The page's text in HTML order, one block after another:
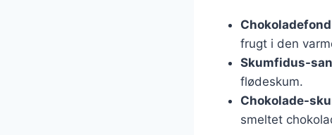
frugt i den
Skumfidus-
flødeskum.
Chokolade-
smeltet